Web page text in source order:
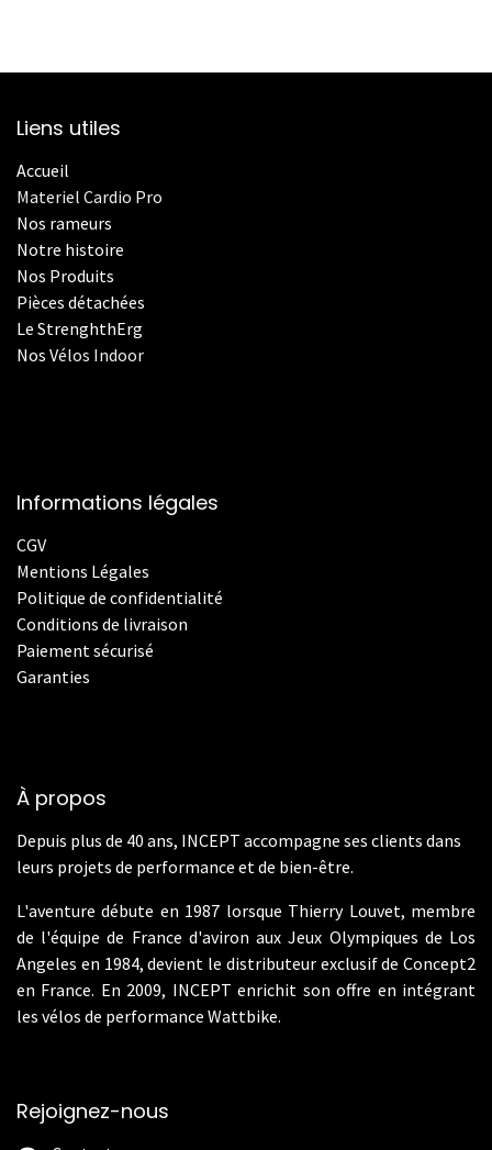
Liens utiles
Accueil
Materiel Cardio Pro
Nos rameurs
Notre histoire
Nos Produits
Pièces détachées
Le StrenghthErg
Nos Vélos Indoor
Informations légales
CGV
Mentions Légales
Politique de confidentialité
Conditions de livraison
Paiement sécurisé
Garanties
À propos
Depuis plus de 40 ans, INCEPT accompagne ses clients dans
leurs projets de performance et de bien-être.
L'aventure débute en 1987 lorsque Thierry Louvet, membre
de l'équipe de France d'aviron aux Jeux Olympiques de Los
Angeles en 1984, devient le distributeur exclusif de Concept2
en France. En 2009, INCEPT enrichit son offre en intégrant
les vélos de performance Wattbike.
Rejoignez-nous